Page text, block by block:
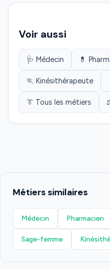
Voir aussi
🩺 Médecin 💊
🏃 Kinésithérapeute
👔 Tous les métiers
Métiers similaires
Médecin Pharmacien
Sage-femme